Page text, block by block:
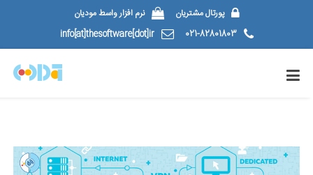
پورتال مشتریان
نرم افزار واسط مودیان
021-82801803
info[at]thesoftware[dot]ir